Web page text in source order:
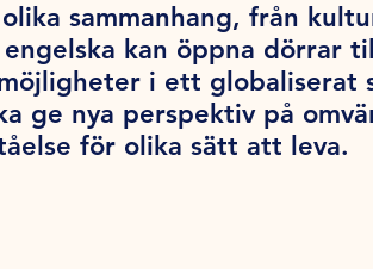
sammanhang, från
kan öppna dörrar
i ett globaliserat
ge nya perspektiv på
för olika sätt att leva.